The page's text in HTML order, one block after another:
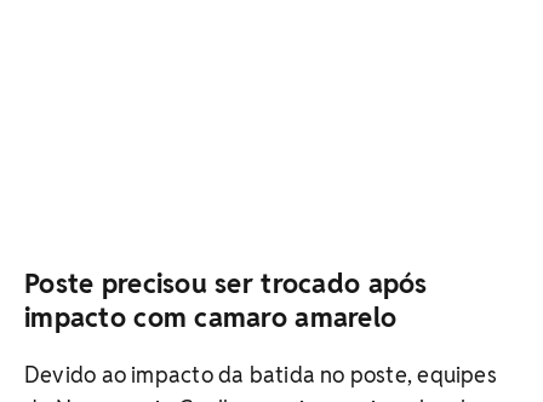
Poste precisou ser trocado após
impacto com camaro amarelo
Devido ao impacto da batida no poste, equipes